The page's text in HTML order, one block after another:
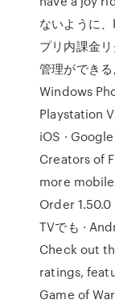
ないように
プリ内課金
管理ができ
Windows
Playstation
iOS ·
Creators of
more
Order
TVでも ·
Check out
ratings,
Game of